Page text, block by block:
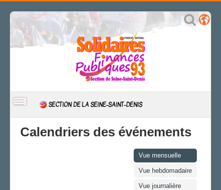
BASCULER
NAVIGATION
SECTION DE LA SEINE-SAINT-DENIS
Calendriers des événements
Vue mensuelle
Vue hebdomadaire
Vue journalière